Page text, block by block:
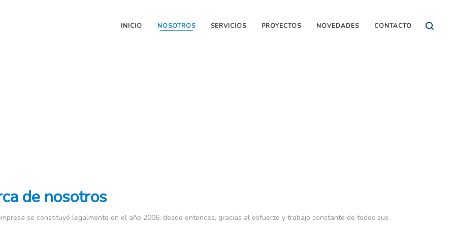
INICIO NOSOTROS SERVICIOS PROYECTOS NOVEDADES CONTACTO
de nosotros
se constituyó legalmente en el año 2006, desde entonces, gracias al esfuerzo y trabajo constante de todos sus